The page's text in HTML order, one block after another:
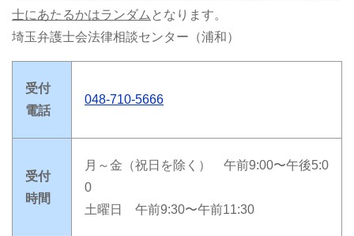
士にあたるかはランダム となります。
埼玉弁護士会法律相談センター（浦和）
受付
電話
048-710-5666
受付
時間
月～金（祝日を除く） 午前9:00〜午後5:0
0
土曜日 午前9:30〜午前11:30